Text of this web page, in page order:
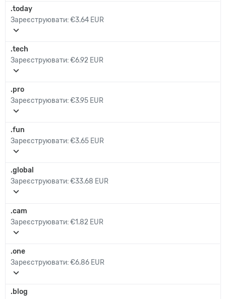
.today
Зареєструювати:€3.64 EUR
expand_more
.tech
Зареєструювати:€6.92 EUR
expand_more
.pro
Зареєструювати:€3.95 EUR
expand_more
.fun
Зареєструювати:€3.65 EUR
expand_more
.global
Зареєструювати:€33.68 EUR
expand_more
.cam
Зареєструювати:€1.82 EUR
expand_more
.one
Зареєструювати:€6.86 EUR
expand_more
.blog